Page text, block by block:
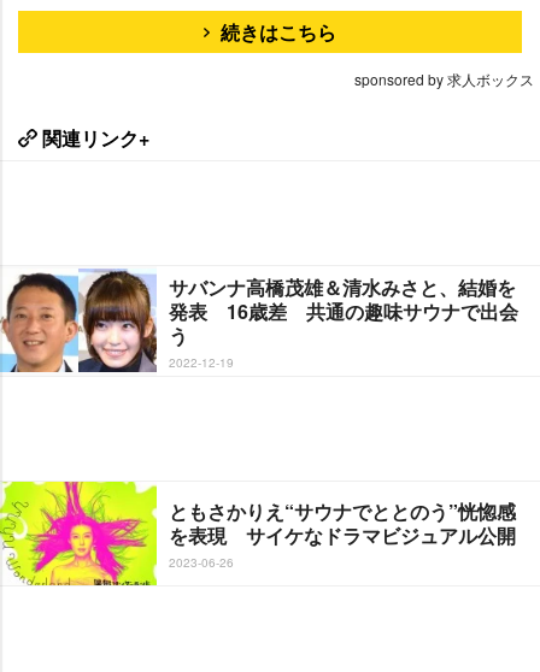
続きはこちら
sponsored by 求人ボックス
関連リンク+
サバンナ高橋茂雄＆清水みさと、結婚を
発表 16歳差 共通の趣味サウナで出会
う
2022-12-19
ともさかりえ“サウナでととのう”恍惚感
を表現 サイケなドラマビジュアル公開
2023-06-26